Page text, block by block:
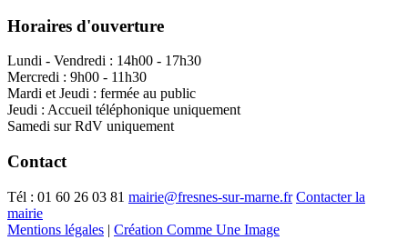
Horaires d'ouverture
Lundi - Vendredi : 14h00 - 17h30
Mercredi : 9h00 - 11h30
Mardi et Jeudi : fermée au public
Jeudi : Accueil téléphonique uniquement
Samedi sur RdV uniquement
Contact
Tél : 01 60 26 03 81 mairie@fresnes-sur-marne.fr Contacter la
mairie
Mentions légales | Création Comme Une Image